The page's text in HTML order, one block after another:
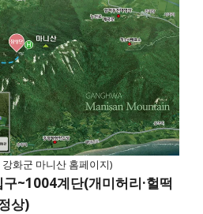
화군 마니산 홈페이지)
~1004계단(개미허리·헐떡
상)